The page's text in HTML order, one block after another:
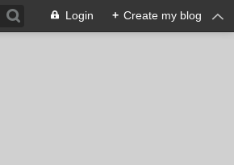
Login + Create my blog